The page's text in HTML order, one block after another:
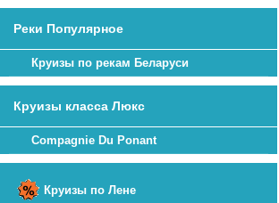
Реки Популярное
Круизы по рекам Беларуси
Круизы класса Люкс
Compagnie Du Ponant
Круизы по Лене